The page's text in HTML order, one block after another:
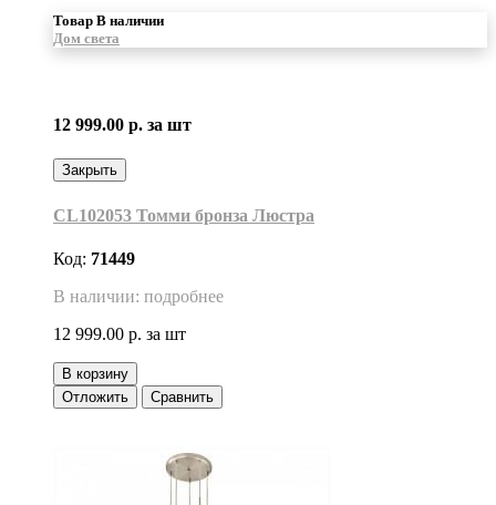
Товар В наличии
Дом света
12 999.00 р. за шт
Закрыть
CL102053 Томми бронза Люстра
Код: 71449
В наличии: подробнее
12 999.00 р. за шт
В корзину
Отложить
Сравнить